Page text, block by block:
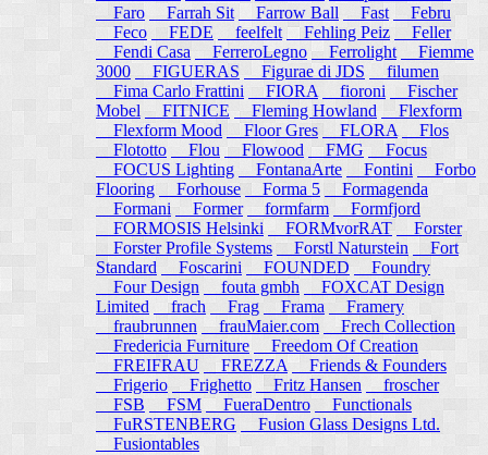
Faro
Farrah Sit Farrow Ball Fast
Febru
Feco
FEDE feelfelt Fehling Peiz
Feller
Fendi Casa
FerreroLegno Ferrolight
Fiemme
3000
FIGUERAS Figurae di JDS
filumen
Fima Carlo Frattini
FIORA fioroni
Fischer
Mobel
FITNICE Fleming Howland
Flexform
Flexform Mood
Floor Gres FLORA
Flos
Flototto
Flou Flowood FMG
Focus
FOCUS Lighting
FontanaArte Fontini
Forbo
Flooring
Forhouse Forma 5
Formagenda
Formani
Former formfarm
Formfjord
FORMOSIS Helsinki
FORMvorRAT
Forster
Forster Profile Systems
Forstl Naturstein
Fort
Standard
Foscarini FOUNDED
Foundry
Four Design
fouta gmbh
FOXCAT Design
Limited
frach Frag Frama
Framery
fraubrunnen
frauMaier.com
Frech Collection
Fredericia Furniture
Freedom Of Creation
FREIFRAU
FREZZA
Friends & Founders
Frigerio
Frighetto Fritz Hansen
froscher
FSB
FSM FueraDentro
Functionals
FuRSTENBERG
Fusion Glass Designs Ltd.
Fusiontables